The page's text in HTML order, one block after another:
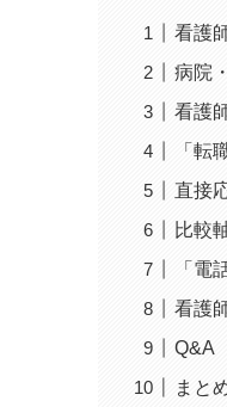
看護
病院
看護
「転
直接
比較
「電
看護
Q&A
まと